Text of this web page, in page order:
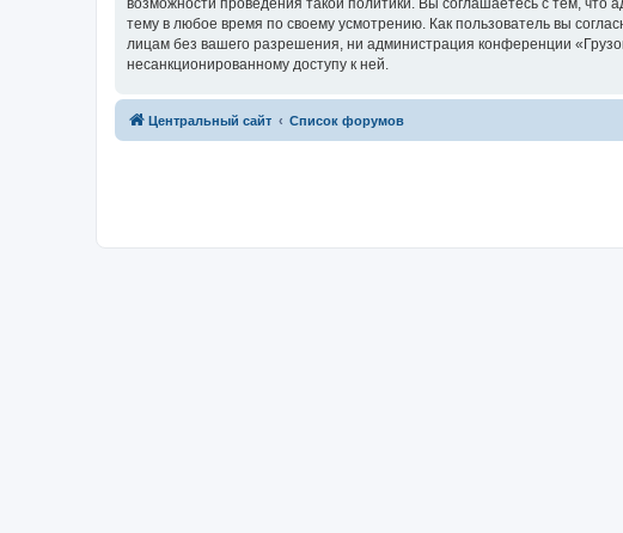
тему в любое время по своему усмотрению. Как пользователь вы
лицам без вашего разрешения, ни администрация конференции
несанкционированному доступу к ней.
Центральный сайт Список форумов